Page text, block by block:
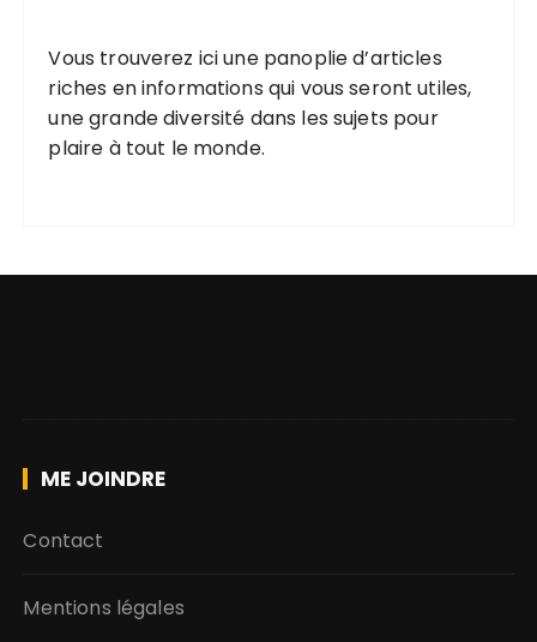
Vous trouverez ici une panoplie d’articles
riches en informations qui vous seront utiles,
une grande diversité dans les sujets pour
plaire à tout le monde.
ME JOINDRE
Contact
Mentions légales